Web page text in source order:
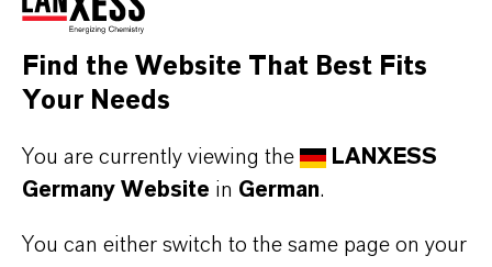
Ihren lokalen LANXESS Vertreter.
PRODUKTANWENDUNGEN
PRODUKTSYNONYME
Find the Website That Best Fits
Your Needs
You are currently viewing the
LANXESS
Germany Website in German.
You can either switch to the same page on your